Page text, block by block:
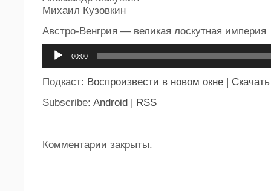
Михаил Кузовкин
Австро-Венгрия — великая лоскутная империя
00:00
Подкаст: Воспроизвести в новом окне | Скачать
Subscribe: Android | RSS
Комментарии закрыты.